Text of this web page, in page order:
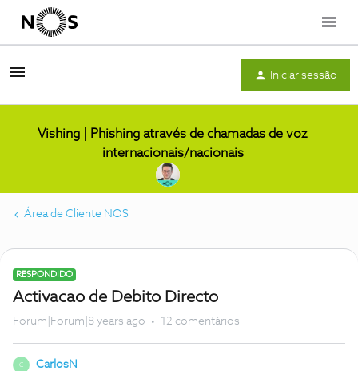
Menu
Iniciar sessão
Vishing | Phishing através de chamadas de voz
internacionais/nacionais
Área de Cliente NOS
RESPONDIDO
Activacao de Debito Directo
Forum|Forum|8 years ago 12 comentários
C CarlosN